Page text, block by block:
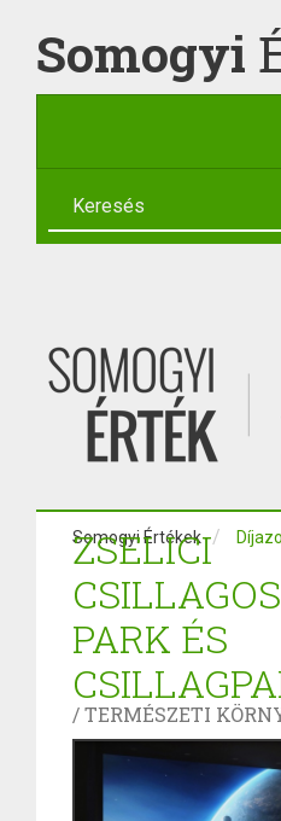
Somogyi
Somogyi Értékek
ZSELICI
PARK ÉS
/ TERMÉSZETI